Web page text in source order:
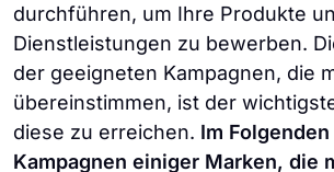
durchführen, um Ihre Produkte
Dienstleistungen zu bewerben.
der geeigneten Kampagnen, die
übereinstimmen, ist der
diese zu erreichen. Im
Kampagnen einiger Marken, die